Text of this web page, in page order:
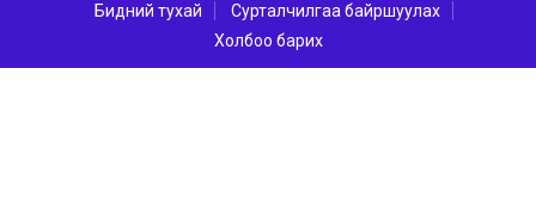
Бидний тухай
Сурталчилгаа байршуулах
Холбоо барих